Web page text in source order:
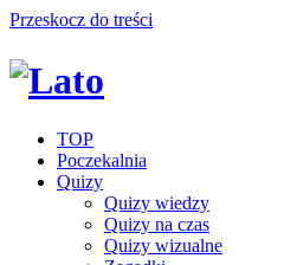
Przeskocz do treści
TOP
Poczekalnia
Quizy
Quizy wiedzy
Quizy na czas
Quizy wizualne